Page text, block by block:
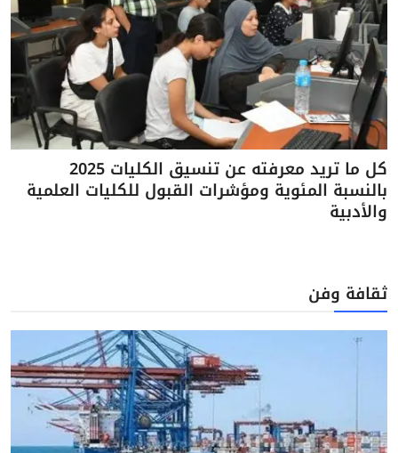
كل ما تريد معرفته عن تنسيق الكليات 2025
بالنسبة المئوية ومؤشرات القبول للكليات العلمية
والأدبية
ثقافة وفن